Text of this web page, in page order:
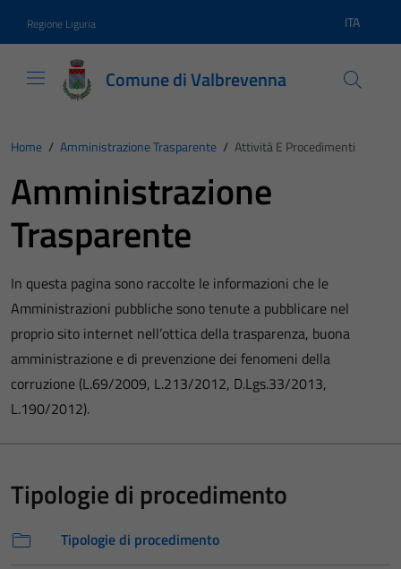
Regione Liguria Lingua
ITA
Comune di Valbrevenna
Home / Amministrazione Trasparente / Attività E Procedimenti
Amministrazione
Trasparente
In questa pagina sono raccolte le informazioni che le
Amministrazioni pubbliche sono tenute a pubblicare nel
proprio sito internet nell’ottica della trasparenza, buona
amministrazione e di prevenzione dei fenomeni della
corruzione (L.69/2009, L.213/2012, D.Lgs.33/2013,
L.190/2012).
Tipologie di procedimento
Tipologie di procedimento